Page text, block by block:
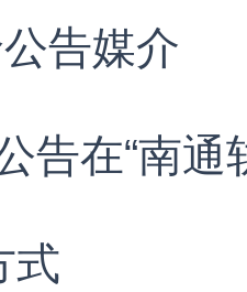
告媒介
告在“南通
式